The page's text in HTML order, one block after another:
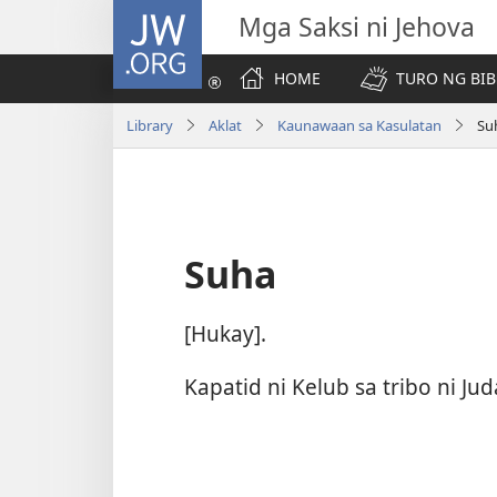
JW.ORG Mga Saksi ni Jehova
HOME
TURO NG
Library Aklat Kaunawaan sa Kasulatan
Suha
[Hukay].
Kapatid ni Kelub sa tribo ni